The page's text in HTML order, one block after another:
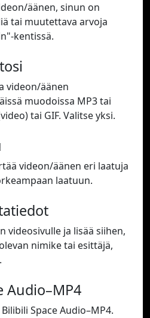
äänen, sinun on
tai muutettava arvoja
kentissä.
videon/äänen
muodoissa MP3 tai
tai GIF. Valitse yksi.
videon/äänen eri laatuja
laatuun.
videosivulle ja lisää siihen,
nimike tai esittäjä,
Audio–MP4
Space Audio–MP4.